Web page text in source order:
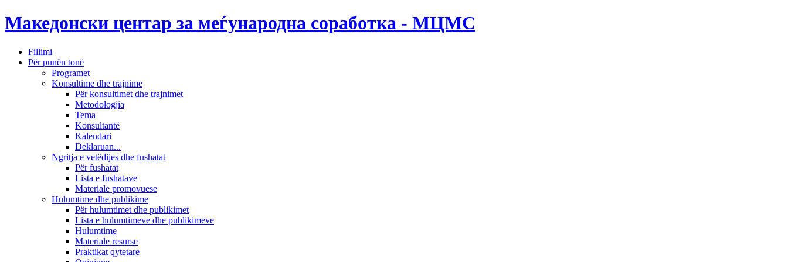
Македонски центар за меѓународна соработка - МЦМС
Fillimi
Për punën tonë
Programet
Konsultime dhe trajnime
Për konsultimet dhe trajnimet
Metodologjia
Tema
Konsultantë
Kalendari
Deklaruan...
Ngritja e vetëdijes dhe fushatat
Për fushatat
Lista e fushatave
Materiale promovuese
Hulumtime dhe publikime
Për hulumtimet dhe publikimet
Lista e hulumtimeve dhe publikimeve
Hulumtime
Materiale resurse
Praktikat qytetare